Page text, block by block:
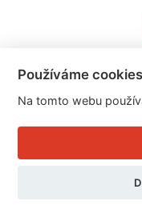
Používáme cookies
Na tomto webu